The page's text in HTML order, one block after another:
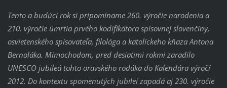
Tento a budúci rok si pripomíname 260. výročie narodenia a
210. výročie úmrtia prvého kodifikátora spisovnej slovenčiny,
osvietenského spisovateľa, filológa a katolíckeho kňaza Antona
Bernoláka. Mimochodom, pred desiatimi rokmi zaradilo
UNESCO jubileá tohto oravského rodáka do Kalendára výročí
2012. Do kontextu spomenutých jubileí zapadá aj 230. výročie